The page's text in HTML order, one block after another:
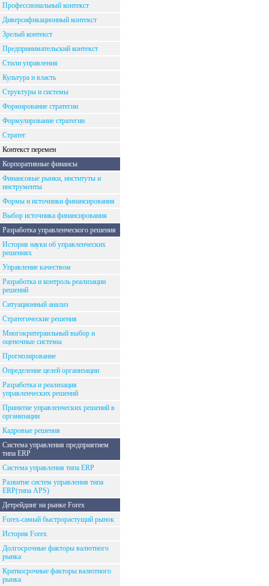
Профессиональный контекст
Диверсификационный контекст
Зрелый контекст
Предпринимательский контекст
Стили управления
Культура и власть
Структуры и системы
Формирование стратегии
Формулирование стратегии
Стратег
Контекст перемен
Корпоративные финансы
Финансовые рынки, институты и
инструменты
Формы и источники финансирования
Выбор источника финансирования
Разработка управленческого решения
История науки об управленческих
решениях
Управление качеством
Разработка и контроль реализации
решений
Ситуационный анализ
Стратегические решения
Многокритераильный выбор и
оценочные системы
Прогнозирование
Определение целей организации
Разработка и реализация
управленческих решений
Принятие управленческих решений в
организации
Кадровые решения
Система управления предприятием
типа ERP
Система управления типа ERP
Развитие систем управления типа
ERP(типа APS)
Детрейдинг на рынке Forex
Forex-самый быстрорастущий рынок
История Forex
Долгосрочные факторы валютного
рынка
Краткосрочные факторы валютного
рынка